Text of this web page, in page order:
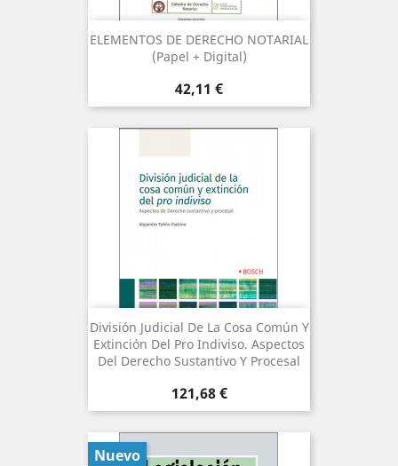
ELEMENTOS DE DERECHO NOTARIAL
(Papel + Digital)
Precio
42,11 €
División Judicial De La Cosa Común Y
Extinción Del Pro Indiviso. Aspectos
Del Derecho Sustantivo Y Procesal
Precio
121,68 €
Nuevo